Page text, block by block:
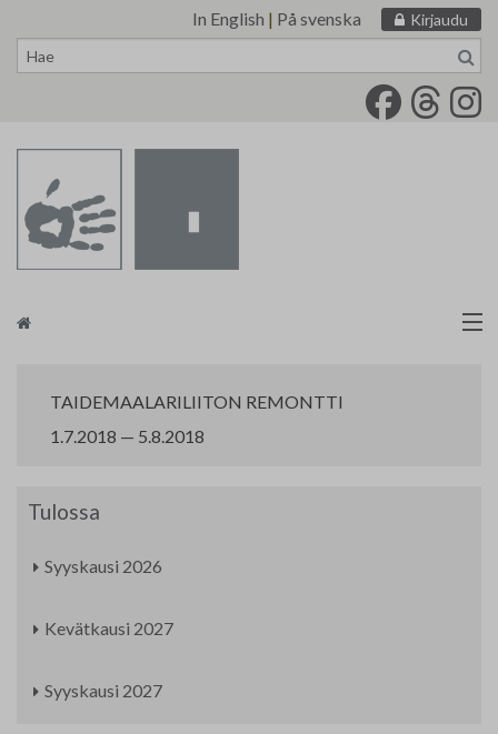
In English | På svenska Kirjaudu
sisältöön
Yhteystiedot
Jäsenluettelo
Jäsensivu
TAIDEMAALARILIITON REMONTTI
1.7.2018 — 5.8.2018
Tulossa
Syyskausi 2026
Kevätkausi 2027
Syyskausi 2027